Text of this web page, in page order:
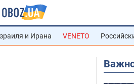
и Ирана VENETO